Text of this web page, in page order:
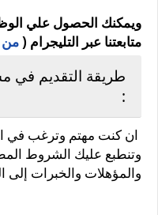
ويمكنك الحصول علي
متابعتنا عبر التليجرام (من
طريقة التقديم في
:
ان كنت مهتم وترغب في
وتنطبع عليك الشروط
والمؤهلات والخبرات إلى